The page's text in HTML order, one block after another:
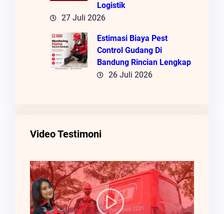
Logistik
27 Juli 2026
Estimasi Biaya Pest
Control Gudang Di
Bandung Rincian Lengkap
26 Juli 2026
Video Testimoni